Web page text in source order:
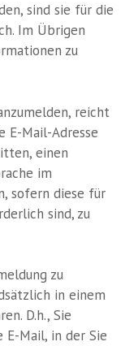
sind sie für die
Im Übrigen
zu
reicht
E-Mail-Adresse
einen
im
sofern diese für
sind, zu
zu
in einem
D.h., Sie
Mail, in der Sie